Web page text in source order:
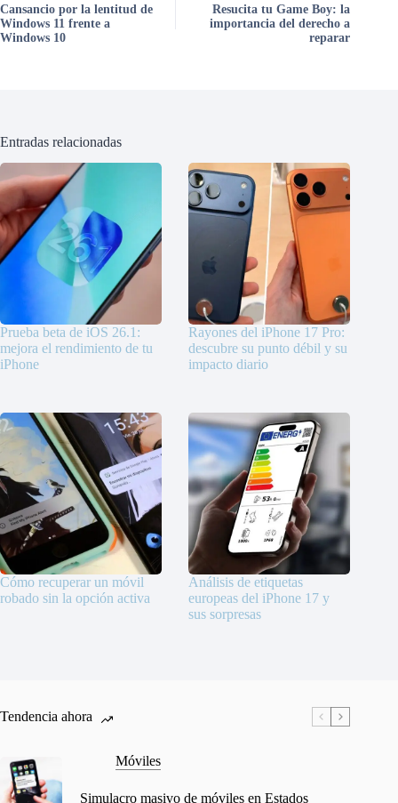
Cansancio por la lentitud de
Windows 11 frente a
Windows 10
Resucita tu Game Boy: la
importancia del derecho a
reparar
Entradas relacionadas
Prueba beta de iOS 26.1:
mejora el rendimiento de tu
iPhone
Rayones del iPhone 17 Pro:
descubre su punto débil y su
impacto diario
Cómo recuperar un móvil
robado sin la opción activa
Análisis de etiquetas
europeas del iPhone 17 y
sus sorpresas
Tendencia ahora
Móviles
Simulacro masivo de móviles en Estados